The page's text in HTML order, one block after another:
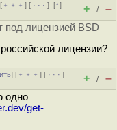
﹢﹢﹢] [ · · ·][↑]
+ / –
под лицензией BSD
лицензии?
] [ ﹢﹢﹢] [ · · ·]
+ / –
одно
get-